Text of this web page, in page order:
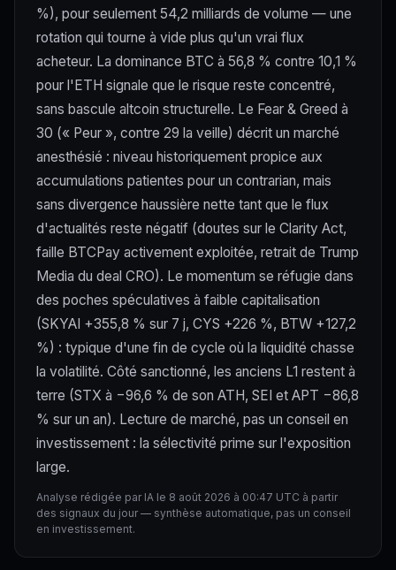
%), pour seulement 54,2 milliards de volume — une
rotation qui tourne à vide plus qu'un vrai flux
acheteur. La dominance BTC à 56,8 % contre 10,1 %
pour l'ETH signale que le risque reste concentré,
sans bascule altcoin structurelle. Le Fear & Greed à
30 (« Peur », contre 29 la veille) décrit un marché
anesthésié : niveau historiquement propice aux
accumulations patientes pour un contrarian, mais
sans divergence haussière nette tant que le flux
d'actualités reste négatif (doutes sur le Clarity Act,
faille BTCPay activement exploitée, retrait de Trump
Media du deal CRO). Le momentum se réfugie dans
des poches spéculatives à faible capitalisation
(SKYAI +355,8 % sur 7 j, CYS +226 %, BTW +127,2
%) : typique d'une fin de cycle où la liquidité chasse
la volatilité. Côté sanctionné, les anciens L1 restent à
terre (STX à −96,6 % de son ATH, SEI et APT −86,8
% sur un an). Lecture de marché, pas un conseil en
investissement : la sélectivité prime sur l'exposition
large.
Analyse rédigée par IA le 8 août 2026 à 00:47 UTC à partir
des signaux du jour — synthèse automatique, pas un conseil
en investissement.